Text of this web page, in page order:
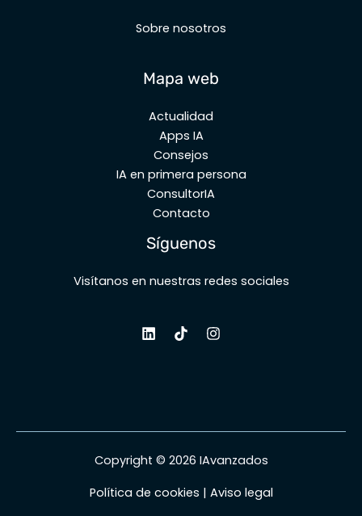
Sobre nosotros
Mapa web
Actualidad
Apps IA
Consejos
IA en primera persona
ConsultorIA
Contacto
Síguenos
Visítanos en nuestras redes sociales
Copyright © 2026 IAvanzados
Política de cookies | Aviso legal